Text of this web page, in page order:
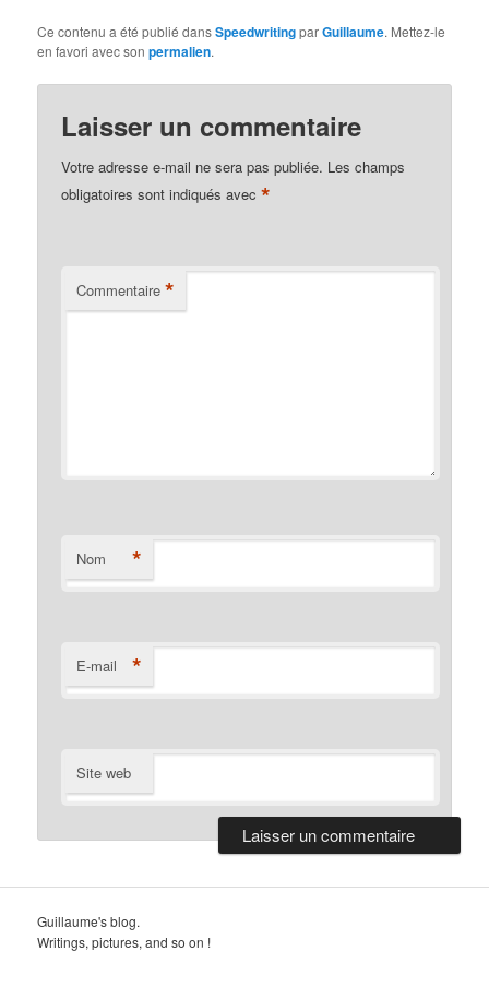
Ce contenu a été publié dansSpeedwritingparGuillaume. Mettez-le
en favori avec sonpermalien.
Laisser un commentaire
Votre adresse e-mail ne sera pas publiée. Les champs
obligatoires sont indiqués avec*
Commentaire *
Nom *
E-mail *
Site web
Guillaume's blog.
Writings, pictures, and so on !